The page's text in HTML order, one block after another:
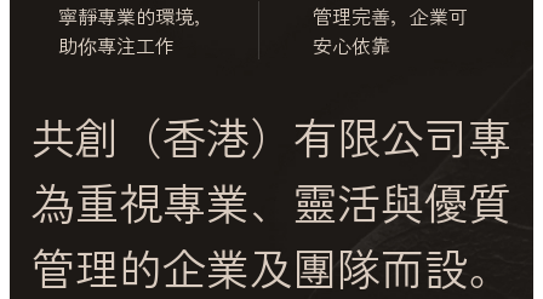
寧靜專業的環境，
助你專注工作
管理完善，企業可
安心依靠
共創（香港）有限公司專
為重視專業、靈活與優質
管理的企業及團隊而設。